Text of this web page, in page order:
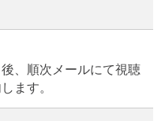
、順次メールにて視聴
ます。